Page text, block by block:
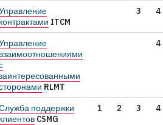
контрактами ITCM
3 4
взаимоотношениями
RLMT
4
поддержки
клиентов CSMG
1 2 3 4